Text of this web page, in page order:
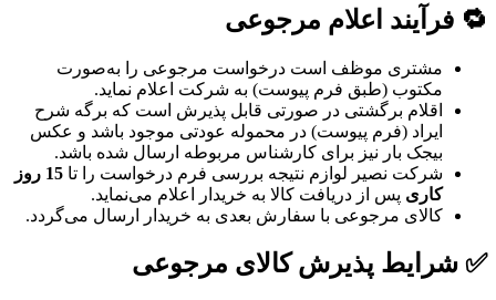
🔁 فرآیند اعلام مرجوعی
مشتری موظف است درخواست مرجوعی را به‌صورت
مکتوب (طبق فرم پیوست) به شرکت اعلام نماید.
اقلام برگشتی در صورتی قابل پذیرش است که برگه شرح
ایراد (فرم پیوست) در محموله عودتی موجود باشد و عکس
بیجک بار نیز برای کارشناس مربوطه ارسال شده باشد.
شرکت نصیر لوازم نتیجه بررسی فرم درخواست را تا
15 روز
کاری پس از دریافت کالا به خریدار اعلام می‌نماید.
کالای مرجوعی با سفارش بعدی به خریدار ارسال می‌گردد.
✅ شرایط پذیرش کالای مرجوعی